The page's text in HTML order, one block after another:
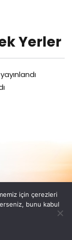
Yerler
için çerezleri
bunu kabul